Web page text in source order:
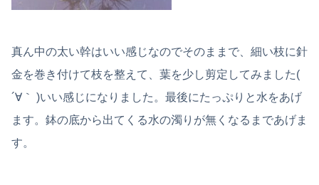
真ん中の太い幹はいい感じなのでそのままで、細い枝に針
金を巻き付けて枝を整えて、葉を少し剪定してみました(
´∀｀ )いい感じになりました。最後にたっぷりと水をあげ
ます。鉢の底から出てくる水の濁りが無くなるまであげま
す。